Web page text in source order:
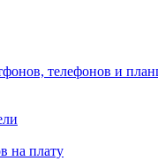
телефонов и
на плату